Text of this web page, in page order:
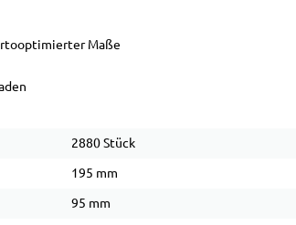
Maße
2880 Stück
195 mm
95 mm